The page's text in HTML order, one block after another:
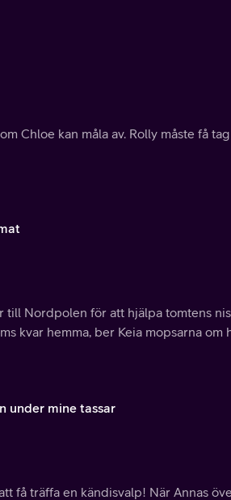
Chloe kan måla av. Rolly måste få
till Nordpolen för att hjälpa tomtens
kvar hemma, ber Keia mopsarna om
under mine tassar
få träffa en kändisvalp! När Annas